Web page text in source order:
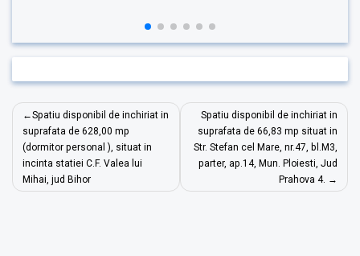
Navigare
în
articole
Spatiu disponibil de inchiriat in
suprafata de 628,00 mp
(dormitor personal ), situat in
incinta statiei C.F. Valea lui
Mihai, jud Bihor
Spatiu disponibil de inchiriat in
suprafata de 66,83 mp situat in
Str. Stefan cel Mare, nr.47, bl.M3,
parter, ap.14, Mun. Ploiesti, Jud
Prahova 4.